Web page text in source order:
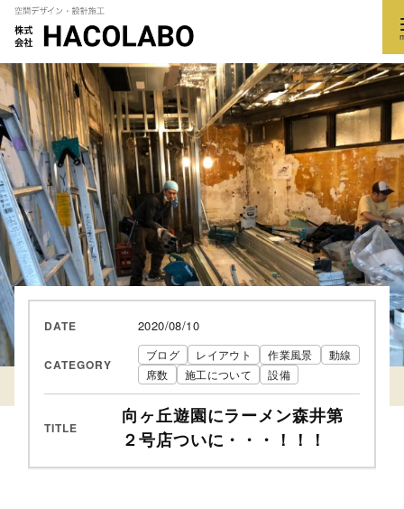
コ
ン
テ
ン
ツ
へ
移
動
DATE 2020/08/10
CATEGORY
ブログ レイアウト 作業風景
動線
席数
施工について 設備
TITLE
向ヶ丘遊園にラーメン森井第
２号店ついに・・・！！！